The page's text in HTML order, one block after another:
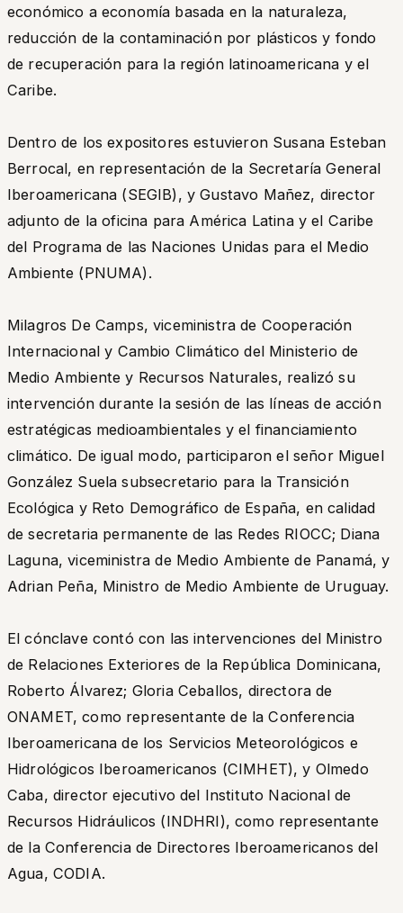
económico a economía basada en la naturaleza,
reducción de la contaminación por plásticos y fondo
de recuperación para la región latinoamericana y el
Caribe.
Dentro de los expositores estuvieron Susana Esteban
Berrocal, en representación de la Secretaría General
Iberoamericana (SEGIB), y Gustavo Mañez, director
adjunto de la oficina para América Latina y el Caribe
del Programa de las Naciones Unidas para el Medio
Ambiente (PNUMA).
Milagros De Camps, viceministra de Cooperación
Internacional y Cambio Climático del Ministerio de
Medio Ambiente y Recursos Naturales, realizó su
intervención durante la sesión de las líneas de acción
estratégicas medioambientales y el financiamiento
climático. De igual modo, participaron el señor Miguel
González Suela subsecretario para la Transición
Ecológica y Reto Demográfico de España, en calidad
de secretaria permanente de las Redes RIOCC; Diana
Laguna, viceministra de Medio Ambiente de Panamá, y
Adrian Peña, Ministro de Medio Ambiente de Uruguay.
El cónclave contó con las intervenciones del Ministro
de Relaciones Exteriores de la República Dominicana,
Roberto Álvarez; Gloria Ceballos, directora de
ONAMET, como representante de la Conferencia
Iberoamericana de los Servicios Meteorológicos e
Hidrológicos Iberoamericanos (CIMHET), y Olmedo
Caba, director ejecutivo del Instituto Nacional de
Recursos Hidráulicos (INDHRI), como representante
de la Conferencia de Directores Iberoamericanos del
Agua, CODIA.